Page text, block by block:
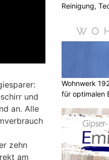
und
an. Alle
zehn
am
Reinigung,
Wohnwerk
für optimalen